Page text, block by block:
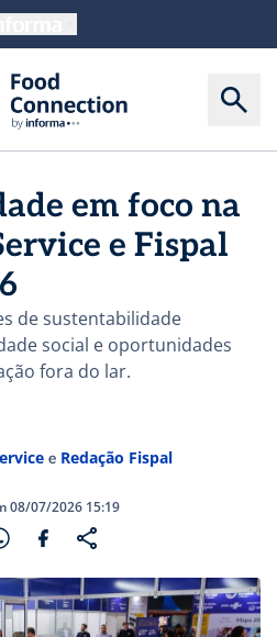
em foco na
e Fispal
de sustentabilidade
social e oportunidades
fora do lar.
e Redação Fispal
08/07/2026 15:19